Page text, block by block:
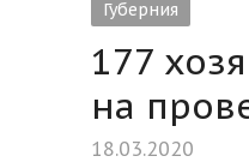
Губерния
177
на
18.03.2020